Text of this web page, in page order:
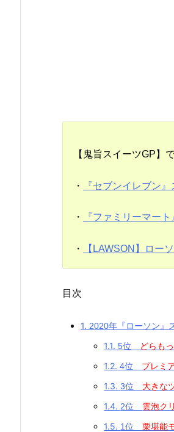
【鬼旨スイーツGP】
・ 『セブンイレブン
・ 『ファミリーマー
・ 【LAWSON】ロー
目次
1. 2020年『ローソン』
1.1. 5位 どらも
1.2. 4位 プレミ
1.3. 3位 大きな
1.4. 2位 雲泡ク
1.5. 1位栗堪能